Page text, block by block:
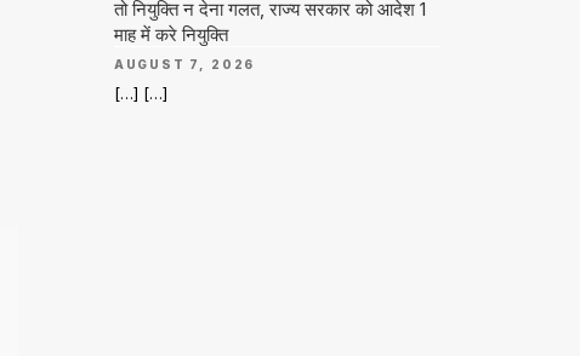
तो नियुक्ति न देना गलत, राज्य सरकार को आदेश 1
माह में करे नियुक्ति
AUGUST 7, 2026
[…] […]